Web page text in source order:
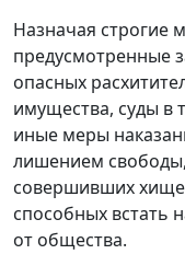
Назначая строгие
предусмотренные
опасных
имущества, суды в
иные меры
лишением
совершивших
способных встать
от общества.